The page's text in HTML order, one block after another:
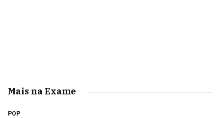
Mais na Exame
POP